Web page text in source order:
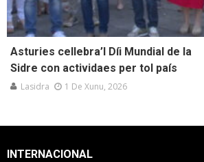
Asturies cellebra’l Díi Mundial de la
Sidre con actividaes per tol país
Lasidra 1 De Xunu, 2026
INTERNACIONAL